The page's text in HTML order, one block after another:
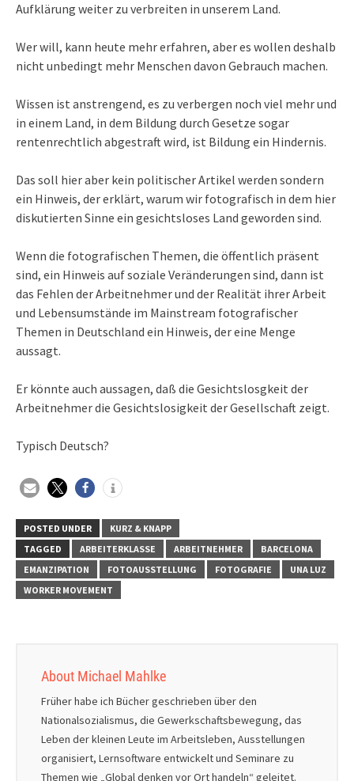
Aufklärung weiter zu verbreiten in unserem Land.
Wer will, kann heute mehr erfahren, aber es wollen deshalb
nicht unbedingt mehr Menschen davon Gebrauch machen.
Wissen ist anstrengend, es zu verbergen noch viel mehr und
in einem Land, in dem Bildung durch Gesetze sogar
rentenrechtlich abgestraft wird, ist Bildung ein Hindernis.
Das soll hier aber kein politischer Artikel werden sondern
ein Hinweis, der erklärt, warum wir fotografisch in dem hier
diskutierten Sinne ein gesichtsloses Land geworden sind.
Wenn die fotografischen Themen, die öffentlich präsent
sind, ein Hinweis auf soziale Veränderungen sind, dann ist
das Fehlen der Arbeitnehmer und der Realität ihrer Arbeit
und Lebensumstände im Mainstream fotografischer
Themen in Deutschland ein Hinweis, der eine Menge
aussagt.
Er könnte auch aussagen, daß die Gesichtslosgkeit der
Arbeitnehmer die Gesichtslosigkeit der Gesellschaft zeigt.
Typisch Deutsch?
POSTED UNDER
KURZ & KNAPP
TAGGED
ARBEITERKLASSE ARBEITNEHMER
BARCELONA
EMANZIPATION
FOTOAUSSTELLUNG FOTOGRAFIE
UNA LUZ
WORKER MOVEMENT
About Michael Mahlke
Früher habe ich Bücher geschrieben über den
Nationalsozialismus, die Gewerkschaftsbewegung, das
Leben der kleinen Leute im Arbeitsleben, Ausstellungen
organisiert, Lernsoftware entwickelt und Seminare zu
Themen wie „Global denken vor Ort handeln“ geleitet.